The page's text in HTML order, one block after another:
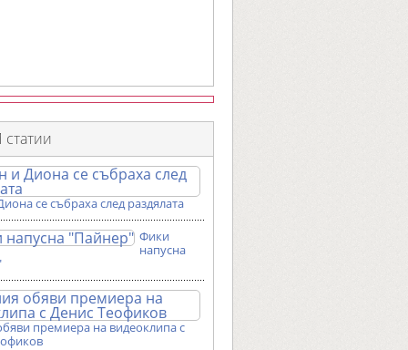
се събраха след раздялата
Фики
напусна
премиера на видеоклипа с